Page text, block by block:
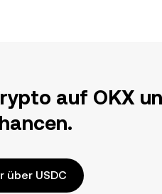
auf OKX
über USDC